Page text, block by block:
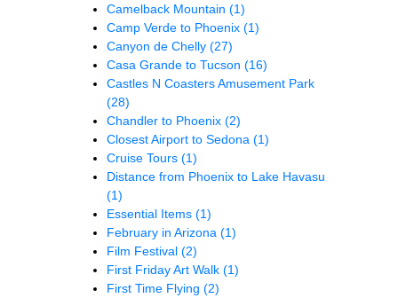
Camelback Mountain (1)
Camp Verde to Phoenix (1)
Canyon de Chelly (27)
Casa Grande to Tucson (16)
Castles N Coasters Amusement Park
(28)
Chandler to Phoenix (2)
Closest Airport to Sedona (1)
Cruise Tours (1)
Distance from Phoenix to Lake Havasu
(1)
Essential Items (1)
February in Arizona (1)
Film Festival (2)
First Friday Art Walk (1)
First Time Flying (2)